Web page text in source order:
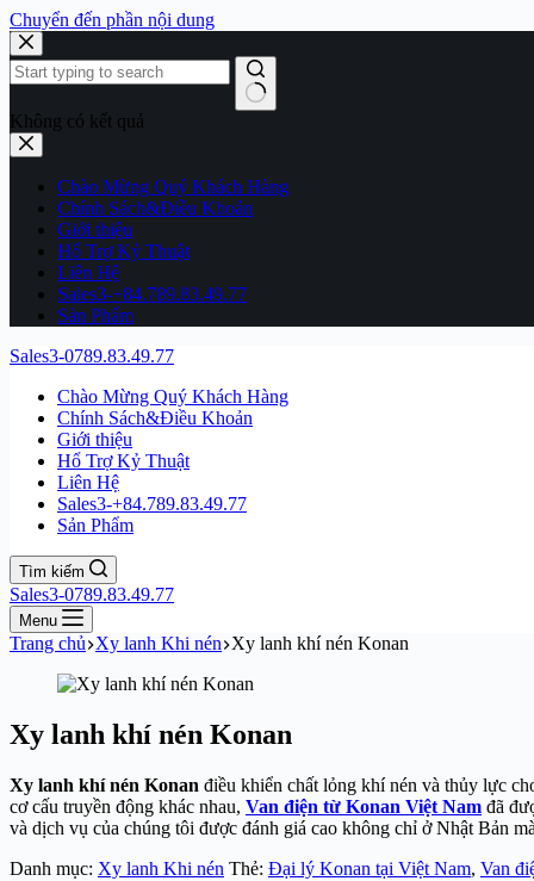
Chuyển đến phần nội dung
Không có kết quả
Chào Mừng Quý Khách Hàng
Chính Sách&Điều Khoản
Giới thiệu
Hổ Trợ Kỷ Thuật
Liên Hệ
Sales3-+84.789.83.49.77
Sản Phẩm
Sales3-0789.83.49.77
Chào Mừng Quý Khách Hàng
Chính Sách&Điều Khoản
Giới thiệu
Hổ Trợ Kỷ Thuật
Liên Hệ
Sales3-+84.789.83.49.77
Sản Phẩm
Tìm kiếm
Sales3-0789.83.49.77
Menu
Trang chủ Xy lanh Khi nén Xy lanh khí nén Konan
Xy lanh khí nén Konan
Xy lanh khí nén Konan điều khiển chất lỏng khí nén và thủy lực
cơ cấu truyền động khác nhau, Van điện từ Konan Việt Nam đã
và dịch vụ của chúng tôi được đánh giá cao không chỉ ở Nhật Bản
Danh mục: Xy lanh Khi nén Thẻ: Đại lý Konan tại Việt Nam, Van